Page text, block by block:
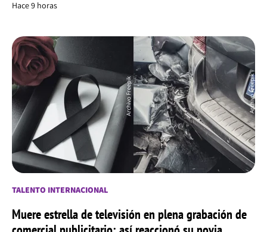
Hace 9 horas
TALENTO INTERNACIONAL
Muere estrella de televisión en plena grabación de